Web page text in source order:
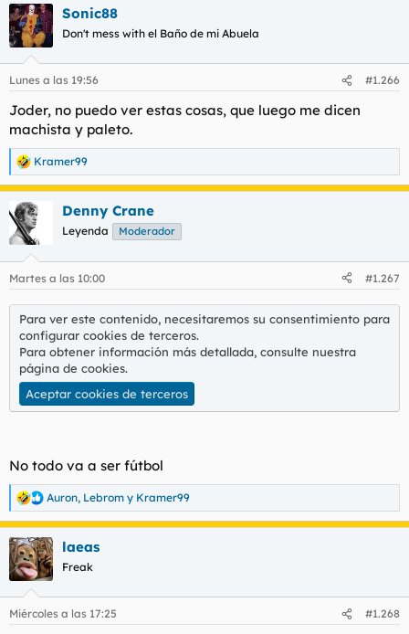
c
c
i
e
:
Sonic88
Don't mess with el Baño de mi Abuela
Lunes a las 19:56 #1.266
Joder, no puedo ver estas cosas, que luego me dicen
machista y paleto.
R
e
a
c
c
i
e
Kramer99
Denny Crane
Leyenda Moderador
Martes a las 10:00 #1.267
Para ver este contenido, necesitaremos su consentimiento para
configurar cookies de terceros.
Para obtener información más detallada, consulte nuestra
página de cookies.
Aceptar cookies de terceros
No todo va a ser fútbol
R
e
a
c
c
i
e
Auron, Lebrom y Kramer99
laeas
Freak
Miércoles a las 17:25 #1.268